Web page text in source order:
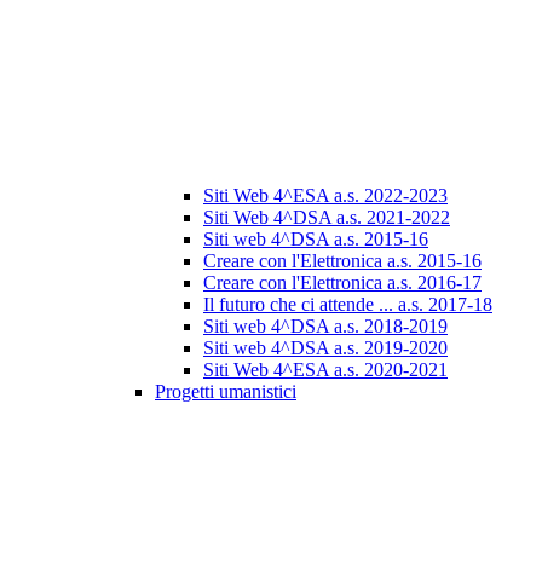
Siti Web 4^ESA a.s. 2022-2023
Siti Web 4^DSA a.s. 2021-2022
Siti web 4^DSA a.s. 2015-16
Creare con l'Elettronica a.s. 2015-16
Creare con l'Elettronica a.s. 2016-17
Il futuro che ci attende ... a.s. 2017-18
Siti web 4^DSA a.s. 2018-2019
Siti web 4^DSA a.s. 2019-2020
Siti Web 4^ESA a.s. 2020-2021
Progetti umanistici